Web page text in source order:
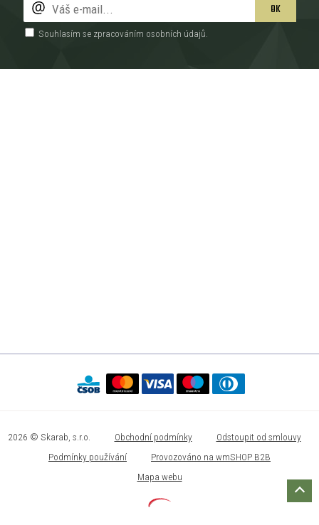
OK
Souhlasím se zpracováním osobních údajů
2026 © Skarab, s.r.o. Obchodní podmínky
Odstoupit od smlouvy
Podmínky používání
Provozováno na wmSHOP B2B
Mapa webu